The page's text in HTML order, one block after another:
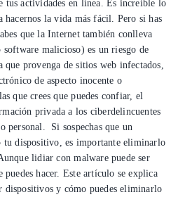
para la mayoría de
increíble lo que la Internet
la vida más fácil. Pero si has
sabes que la Internet
El malware(osoftware
vivir una vida conectada. Ya
web infectados, archivos
de aspecto inocente o
en las que crees que puedes
exponer tu información privada
pueden usarla para beneficio
unsoftware malicioso ha
importante eliminarlo